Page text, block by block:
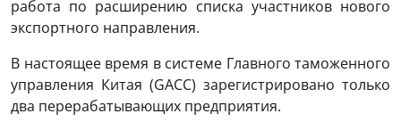
работа по расширению списка участников нового
экспортного направления.
В настоящее время в системе Главного таможенного
управления Китая (GACC) зарегистрировано только
два перерабатывающих предприятия.